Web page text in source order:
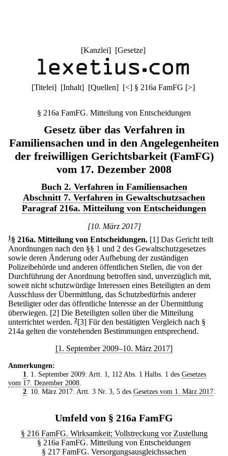
[Kanzlei] [Gesetze]
[Titelei] [Inhalt] [Quellen] [<] § 216a FamFG [>]
§ 216a FamFG. Mitteilung von Entscheidungen
Gesetz über das Verfahren in
Familiensachen und in den Angelegenheiten
der freiwilligen Gerichtsbarkeit (FamFG)
vom 17. Dezember 2008
Buch 2. Verfahren in Familiensachen
Abschnitt 7. Verfahren in Gewaltschutzsachen
Paragraf 216a. Mitteilung von Entscheidungen
[10. März 2017]
1 § 216a. Mitteilung von Entscheidungen. [1] Das Gericht teilt
Anordnungen nach den §§ 1 und 2 des Gewaltschutzgesetzes
sowie deren Änderung oder Aufhebung der zuständigen
Polizeibehörde und anderen öffentlichen Stellen, die von der
Durchführung der Anordnung betroffen sind, unverzüglich mit,
soweit nicht schutzwürdige Interessen eines Beteiligten an dem
Ausschluss der Übermittlung, das Schutzbedürfnis anderer
Beteiligter oder das öffentliche Interesse an der Übermittlung
überwiegen. [2] Die Beteiligten sollen über die Mitteilung
unterrichtet werden. 2[3] Für den bestätigten Vergleich nach §
214a gelten die vorstehenden Bestimmungen entsprechend.
[1. September 2009–10. März 2017]
Anmerkungen:
1
. 1. September 2009: Artt. 1, 112 Abs. 1 Halbs. 1 des Gesetzes
vom 17. Dezember 2008
2. 10. März 2017: Artt. 3 Nr. 3, 5 des Gesetzes vom 1. März 2017.
Umfeld von § 216a FamFG
§ 216 FamFG. Wirksamkeit; Vollstreckung vor Zustellung
§ 216a FamFG. Mitteilung von Entscheidungen
§ 217 FamFG. Versorgungsausgleichssachen